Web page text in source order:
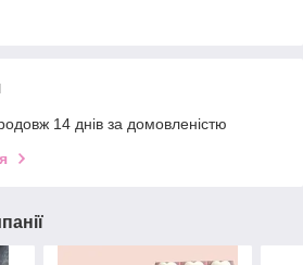
14 днів за домовленістю